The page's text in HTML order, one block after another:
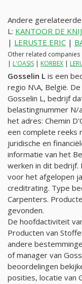
Andere
L: KANTOOR DE
| LERUSTE ERIC |
Other related companies
| L'OASIS | KORBEX |
Gosselin L is een
regio N\A, België.
Gosselin L, bedrijf
belastingnummer N/a
het adres: Chemin
een complete reeks
juridische en
informatie van het
werken in dit bedrijf.
voor het afgelopen
creditrating. Type
Carpenters.
gevonden.
De hoofdactiviteit
Producten van
andere
of manager van
beoordelingen
posities, locatie van